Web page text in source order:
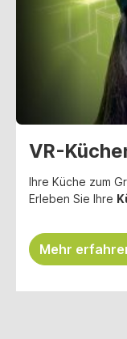
VR-
Ihre Küche zum
Erleben Sie Ihre
Mehr